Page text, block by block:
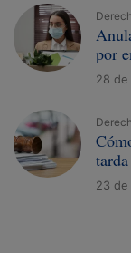
por
28 de
23 de